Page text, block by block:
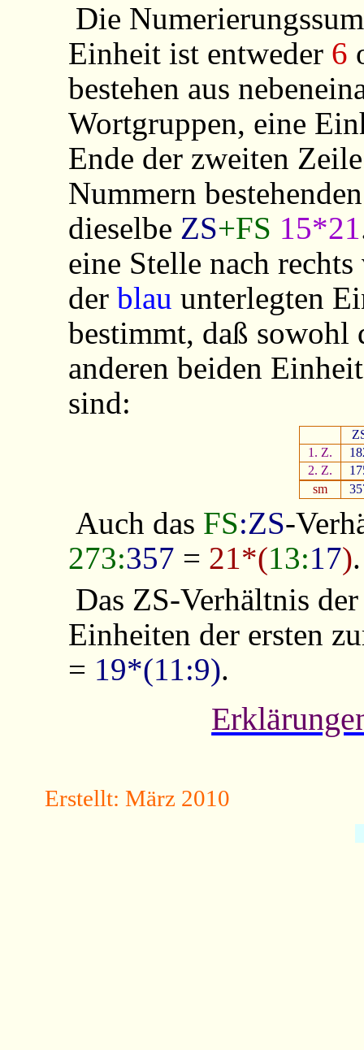
Die
Einheit ist entweder 6
bestehen aus
Wortgruppen, eine
Ende der zweiten
Nummern
dieselbe ZS+FS 15*21
eine Stelle nach
der blau unterlegten
bestimmt, daß sowohl
anderen beiden
sind:
1. Z.
2. Z.
sm
Auch das FS:ZS-
273:357 = 21*(13:17).
Das ZS-Verhältnis
Einheiten der ersten
= 19*(11:9).
Erstellt: März 2010